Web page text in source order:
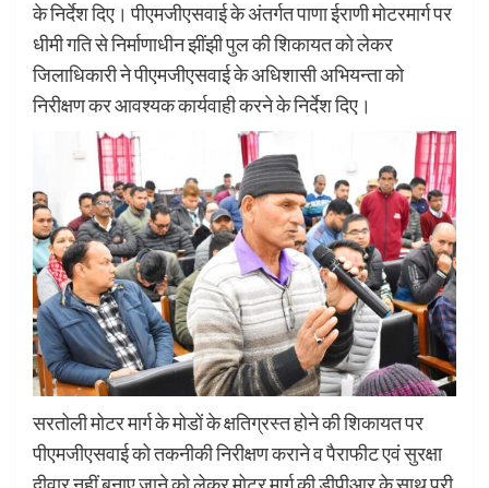
के निर्देश दिए। पीएमजीएसवाई के अंतर्गत पाणा ईराणी मोटरमार्ग पर
धीमी गति से निर्माणाधीन झींझी पुल की शिकायत को लेकर
जिलाधिकारी ने पीएमजीएसवाई के अधिशासी अभियन्ता को
निरीक्षण कर आवश्यक कार्यवाही करने के निर्देश दिए।
सरतोली मोटर मार्ग के मोडों के क्षतिग्रस्त होने की शिकायत पर
पीएमजीएसवाई को तकनीकी निरीक्षण कराने व पैराफीट एवं सुरक्षा